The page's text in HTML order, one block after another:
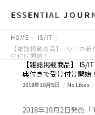
HOME
IS/IT
【雑誌掲載商品】 IS/ITの
け付け開始！
【雑誌掲載商品】 IS/
典付きで受け付け開始！
2018年10月5日 No Likes
2018年10月2日発売